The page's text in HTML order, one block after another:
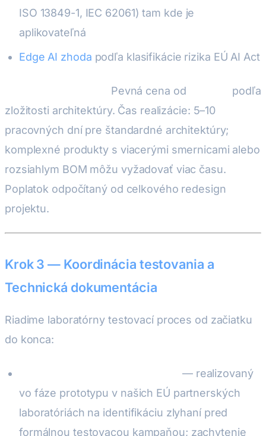
ISO 13849-1, IEC 62061) tam kde je
aplikovateľná
Edge AI zhoda podľa klasifikácie rizika EÚ AI Act
Pevná cena od
podľa
zložitosti architektúry. Čas realizácie: 5–10
pracovných dní pre štandardné architektúry;
komplexné produkty s viacerými smernicami alebo
rozsiahlym BOM môžu vyžadovať viac času.
Poplatok odpočítaný od celkového redesign
projektu.
Krok 3 — Koordinácia testovania a
Technická dokumentácia
Riadime laboratórny testovací proces od začiatku
do konca:
— realizovaný
vo fáze prototypu v našich EÚ partnerských
laboratóriách na identifikáciu zlyhaní pred
formálnou testovacou kampaňou; zachytenie